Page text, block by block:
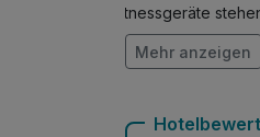
Fitnessgeräte
Zimmerservice
Mehr anzeigen